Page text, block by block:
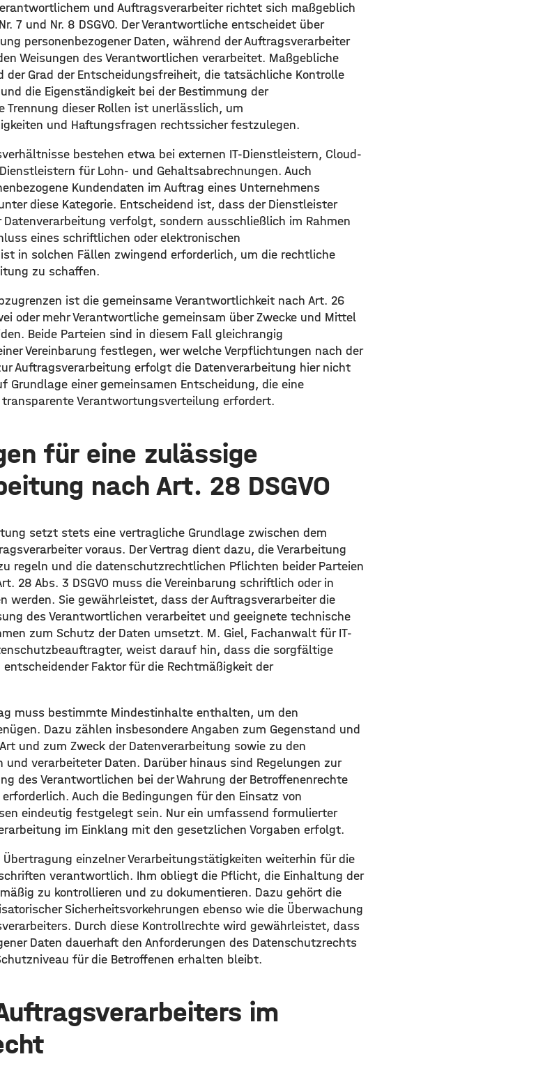
und Auftragsverarbeiter richtet sich maßgeblich
7 und Nr. 8 DSGVO. Der Verantwortliche entscheidet über
personenbezogener Daten, während der Auftragsverarbeiter
Weisungen des Verantwortlichen verarbeitet. Maßgebliche
der Grad der Entscheidungsfreiheit, die tatsächliche Kontrolle
die Eigenständigkeit bei der Bestimmung der
Trennung dieser Rollen ist unerlässlich, um
und Haftungsfragen rechtssicher festzulegen.
bestehen etwa bei externen IT-Dienstleistern, Cloud-
für Lohn- und Gehaltsabrechnungen. Auch
Kundendaten im Auftrag eines Unternehmens
diese Kategorie. Entscheidend ist, dass der Dienstleister
Datenverarbeitung verfolgt, sondern ausschließlich im Rahmen
eines schriftlichen oder elektronischen
in solchen Fällen zwingend erforderlich, um die rechtliche
zu schaffen.
ist die gemeinsame Verantwortlichkeit nach Art. 26
oder mehr Verantwortliche gemeinsam über Zwecke und Mittel
Beide Parteien sind in diesem Fall gleichrangig
Vereinbarung festlegen, wer welche Verpflichtungen nach der
Auftragsverarbeitung erfolgt die Datenverarbeitung hier nicht
Grundlage einer gemeinsamen Entscheidung, die eine
Verantwortungsverteilung erfordert.
für eine zulässige
nach Art. 28 DSGVO
setzt stets eine vertragliche Grundlage zwischen dem
voraus. Der Vertrag dient dazu, die Verarbeitung
regeln und die datenschutzrechtlichen Pflichten beider Parteien
28 Abs. 3 DSGVO muss die Vereinbarung schriftlich oder in
werden. Sie gewährleistet, dass der Auftragsverarbeiter die
des Verantwortlichen verarbeitet und geeignete technische
zum Schutz der Daten umsetzt. M. Giel, Fachanwalt für IT-
weist darauf hin, dass die sorgfältige
Faktor für die Rechtmäßigkeit der
muss bestimmte Mindestinhalte enthalten, um den
Dazu zählen insbesondere Angaben zum Gegenstand und
und zum Zweck der Datenverarbeitung sowie zu den
und verarbeiteter Daten. Darüber hinaus sind Regelungen zur
des Verantwortlichen bei der Wahrung der Betroffenenrechte
Auch die Bedingungen für den Einsatz von
eindeutig festgelegt sein. Nur ein umfassend formulierter
im Einklang mit den gesetzlichen Vorgaben erfolgt.
einzelner Verarbeitungstätigkeiten weiterhin für die
verantwortlich. Ihm obliegt die Pflicht, die Einhaltung der
zu kontrollieren und zu dokumentieren. Dazu gehört die
Sicherheitsvorkehrungen ebenso wie die Überwachung
Durch diese Kontrollrechte wird gewährleistet, dass
Daten dauerhaft den Anforderungen des Datenschutzrechts
für die Betroffenen erhalten bleibt.
im